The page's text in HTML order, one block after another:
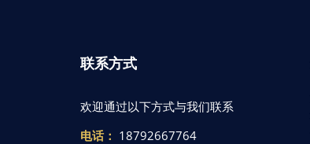
联系方式
欢迎通过以下方式与我们联系
电话： 18792667764